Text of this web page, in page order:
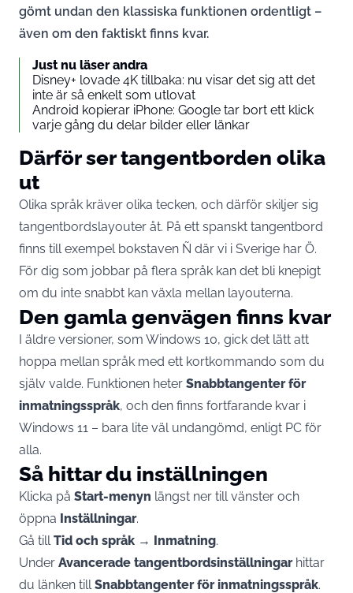
gömt undan den klassiska funktionen ordentligt –
även om den faktiskt finns kvar.
Just nu läser andra
Disney+ lovade 4K tillbaka: nu visar det sig att det
inte är så enkelt som utlovat
Android kopierar iPhone: Google tar bort ett klick
varje gång du delar bilder eller länkar
Därför ser tangentborden olika
ut
Olika språk kräver olika tecken, och därför skiljer sig
tangentbordslayouter åt. På ett spanskt tangentbord
finns till exempel bokstaven Ñ där vi i Sverige har Ö.
För dig som jobbar på flera språk kan det bli knepigt
om du inte snabbt kan växla mellan layouterna.
Den gamla genvägen finns kvar
I äldre versioner, som Windows 10, gick det lätt att
hoppa mellan språk med ett kortkommando som du
själv valde. Funktionen heter Snabbtangenter för
inmatningsspråk, och den finns fortfarande kvar i
Windows 11 – bara lite väl undangömd, enligt PC för
alla.
Så hittar du inställningen
Klicka på Start-menyn längst ner till vänster och
öppna Inställningar.
Gå till Tid och språk → Inmatning.
Under Avancerade tangentbordsinställningarhittar
du länken till Snabbtangenter för inmatningsspråk.